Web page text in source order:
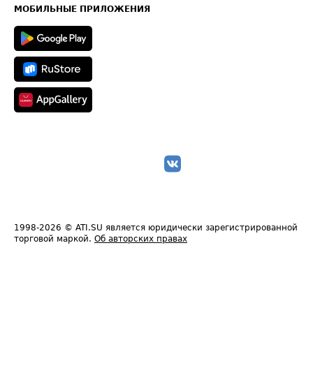
Техническая информация
МОБИЛЬНЫЕ ПРИЛОЖЕНИЯ
1998-2026 © ATI.SU является юридически зарегистрированной
торговой маркой. Об авторских правах